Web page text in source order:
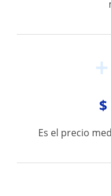
Es el precio